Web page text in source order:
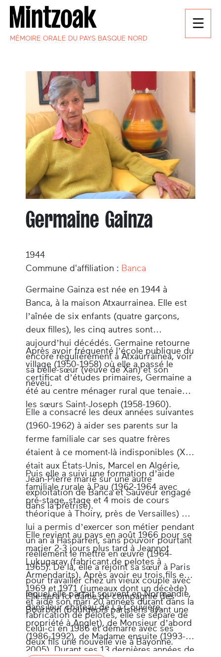
MÉMOIRE ORALE DU PAYS BASQUE NORD
Germaine Gainza
1944
Commune d'affiliation : Banca
Germaine Gainza est née en 1944 à
Banca, à la maison Atxaurrainea. Elle est
l’aînée de six enfants (quatre garçons,
deux filles), les cinq autres sont
aujourd’hui décédés. Germaine retourne
encore régulièrement à Atxaurrainea, voir
sa belle-sœur (veuve de Xan) et son
neveu.
Après avoir fréquenté l’école publique du
village (1950-1958) où elle a passé le
certificat d’études primaires, Germaine a
été au centre ménager rural que tenaient
les sœurs Saint-Joseph (1958-1960).
Elle a consacré les deux années suivantes
(1960-1962) à aider ses parents sur la
ferme familiale car ses quatre frères
étaient à ce moment-là indisponibles (Xan
était aux États-Unis, Marcel en Algérie,
Jean-Pierre marié sur une autre
exploitation de Banca et Sauveur engagé
dans la prêtrise).
Puis elle a suivi une formation d’aide
familiale rurale à Pau (1962-1964 avec
pré-stage, stage et 4 mois de cours
théorique à Thoiry, près de Versailles) qui
lui a permis d’exercer son métier pendant
un an à Hasparren, sans pouvoir pourtant
réellement le mettre en œuvre (1964-
1965). De là, elle a rejoint sa sœur à Paris
pour travailler chez un vieux couple avec
lequel elle partait souvent en Normandie,
dans leur château de La Couvière.
Elle revient au pays en août 1966 pour se
marier 2-3 jours plus tard à Jeannot
Lukugaray (fabricant de pelotes à
Armendarits). Après avoir eu trois fils en
1969 et 1971 (jumeaux dont un décède)
et aidé son mari 20 années durant dans la
fabrication de pelotes, elle se sépare de
celui-ci en 1986 et démarre avec ses
deux fils une nouvelle vie à Bayonne.
Elle sera ici dame de compagnie des
Bourbon (bourgeois parisiens ayant une
propriété à Anglet), de Monsieur d’abord
(1986-1992), de Madame ensuite (1993-
2005). Durant ses 13 dernières années de